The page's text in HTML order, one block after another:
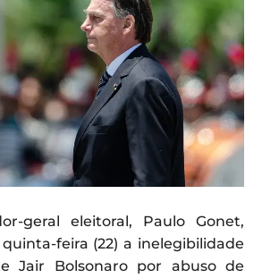
geral eleitoral, Paulo Gonet,
feira (22) a inelegibilidade
Jair Bolsonaro por abuso de